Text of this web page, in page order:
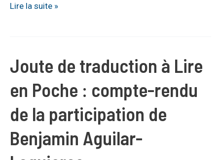
Poésie
Défense
d’afficher
/
:
Jorgenrique
Adoum
–
Lire la suite »
Joute de traduction à Lire
en Poche : compte-rendu
de la participation de
Benjamin Aguilar-